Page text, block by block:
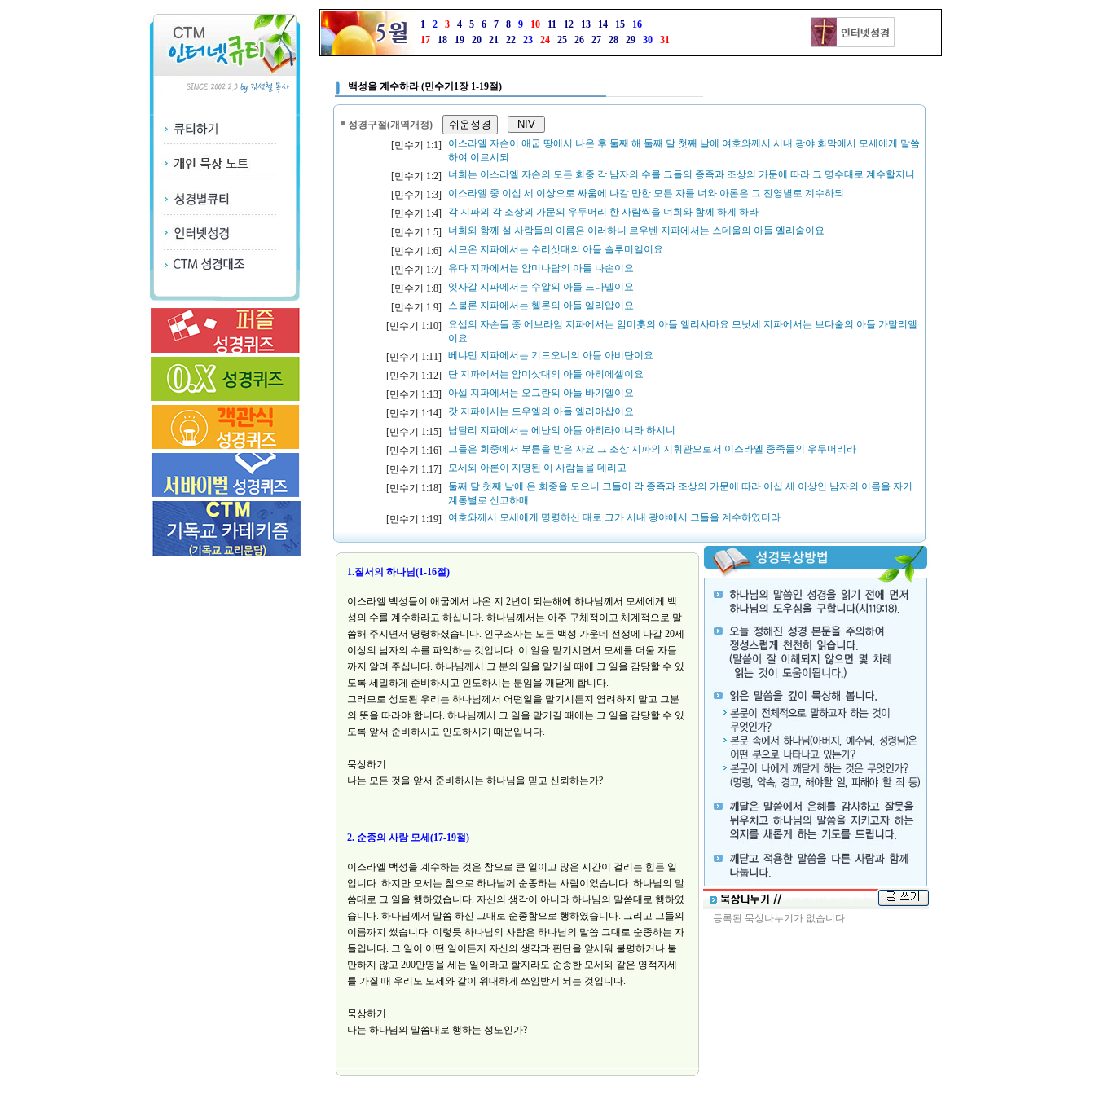
1 2 3 4 5 6 7 8 9 10 11 12 13 14 15
16
17
18 19 20 21 22 23 24 25 26 27 28 29 30 31
백성을 계수하라 (민수기1장 1-19절)
성경구절(개역개정)
[민수기 1:1]
이스라엘 자손이 애굽 땅에서 나온 후 둘째 해 둘째 달 첫째 날에 여호와께서 시내 광야 회막에서 모세에게 말씀
하여 이르시되
[민수기 1:2]
너희는 이스라엘 자손의 모든 회중 각 남자의 수를 그들의 종족과 조상의 가문에 따라 그 명수대로 계수할지니
[민수기 1:3]
이스라엘 중 이십 세 이상으로 싸움에 나갈 만한 모든 자를 너와 아론은 그 진영별로 계수하되
[민수기 1:4]
각 지파의 각 조상의 가문의 우두머리 한 사람씩을 너희와 함께 하게 하라
[민수기 1:5]
너희와 함께 설 사람들의 이름은 이러하니 르우벤 지파에서는 스데울의 아들 엘리술이요
[민수기 1:6]
시므온 지파에서는 수리삿대의 아들 슬루미엘이요
[민수기 1:7]
유다 지파에서는 암미나답의 아들 나손이요
[민수기 1:8]
잇사갈 지파에서는 수알의 아들 느다넬이요
[민수기 1:9]
스불론 지파에서는 헬론의 아들 엘리압이요
[민수기 1:10]
요셉의 자손들 중 에브라임 지파에서는 암미훗의 아들 엘리사마요 므낫세 지파에서는 브다술의 아들 가말리엘
이요
[민수기 1:11]
베냐민 지파에서는 기드오니의 아들 아비단이요
[민수기 1:12]
단 지파에서는 암미삿대의 아들 아히에셀이요
[민수기 1:13]
아셀 지파에서는 오그란의 아들 바기엘이요
[민수기 1:14]
갓 지파에서는 드우엘의 아들 엘리아삽이요
[민수기 1:15]
납달리 지파에서는 에난의 아들 아히라이니라 하시니
[민수기 1:16]
그들은 회중에서 부름을 받은 자요 그 조상 지파의 지휘관으로서 이스라엘 종족들의 우두머리라
[민수기 1:17]
모세와 아론이 지명된 이 사람들을 데리고
[민수기 1:18]
둘째 달 첫째 날에 온 회중을 모으니 그들이 각 종족과 조상의 가문에 따라 이십 세 이상인 남자의 이름을 자기
계통별로 신고하매
[민수기 1:19]
여호와께서 모세에게 명령하신 대로 그가 시내 광야에서 그들을 계수하였더라
1.질서의 하나님(1-16절)
이스라엘 백성들이 애굽에서 나온 지 2년이 되는해에 하나님께서 모세에게 백
성의 수를 계수하라고 하십니다. 하나님께서는 아주 구체적이고 체계적으로 말
씀해 주시면서 명령하셨습니다. 인구조사는 모든 백성 가운데 전쟁에 나갈 20세
이상의 남자의 수를 파악하는 것입니다. 이 일을 맡기시면서 모세를 더울 자들
까지 알려 주십니다. 하나님께서 그 분의 일을 맡기실 때에 그 일을 감당할 수 있
도록 세밀하게 준비하시고 인도하시는 분임을 깨닫게 합니다.
그러므로 성도된 우리는 하나님께서 어떤일을 맡기시든지 염려하지 말고 그분
의 뜻을 따라야 합니다. 하나님께서 그 일을 맡기길 때에는 그 일을 감당할 수 있
도록 앞서 준비하시고 인도하시기 때문입니다.
묵상하기
나는 모든 것을 앞서 준비하시는 하나님을 믿고 신뢰하는가?
2. 순종의 사람 모세(17-19절)
이스라엘 백성을 계수하는 것은 참으로 큰 일이고 많은 시간이 걸리는 힘든 일
입니다. 하지만 모세는 참으로 하나님께 순종하는 사람이었습니다. 하나님의 말
씀대로 그 일을 행하였습니다. 자신의 생각이 아니라 하나님의 말씀대로 행하였
습니다. 하나님께서 말씀 하신 그대로 순종함으로 행하였습니다. 그리고 그들의
이름까지 썼습니다. 이렇듯 하나님의 사람은 하나님의 말씀 그대로 순종하는 자
들입니다. 그 일이 어떤 일이든지 자신의 생각과 판단을 앞세워 불평하거나 불
만하지 않고 200만명을 세는 일이라고 할지라도 순종한 모세와 같은 영적자세
를 가질 때 우리도 모세와 같이 위대하게 쓰임받게 되는 것입니다.
묵상하기
나는 하나님의 말씀대로 행하는 성도인가?